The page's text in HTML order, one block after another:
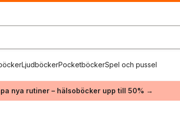
LjudböckerPocketböckerSpel och pussel
nya rutiner – hälsoböcker upp till 50% →